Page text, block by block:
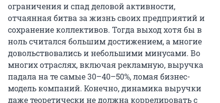
ограничения и спад деловой активности,
отчаянная битва за жизнь своих предприятий и
сохранение коллективов. Тогда выход хотя бы в
ноль считался большим достижением, а многие
довольствовались и небольшими минусами. Во
многих отраслях, включая рекламную, выручка
падала на те самые 30–40–50%, ломая бизнес-
модель компаний. Конечно, динамика выручки
даже теоретически не должна коррелировать с